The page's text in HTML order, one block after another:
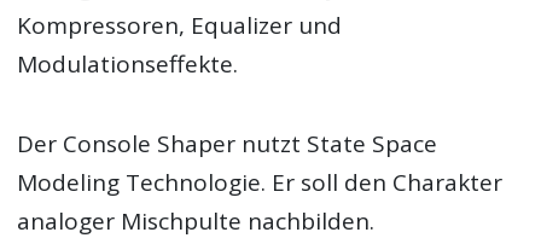
Kompressoren, Equalizer und
Modulationseffekte.
Der Console Shaper nutzt State Space
Modeling Technologie. Er soll den Charakter
analoger Mischpulte nachbilden.